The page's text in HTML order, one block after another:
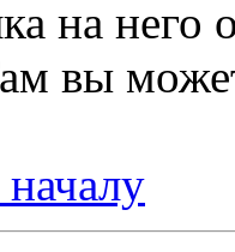
на него
вы